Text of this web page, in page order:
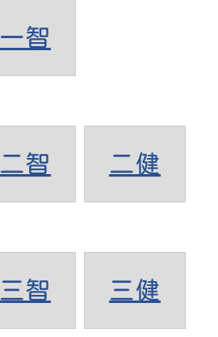
一智
二智 二健
三智 三健